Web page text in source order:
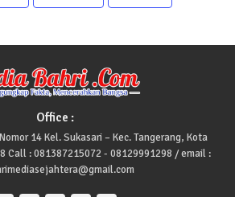
Office :
14 Kel. Sukasari – Kec. Tangerang, Kota
Call : 081387215072 - 08129991298 / email :